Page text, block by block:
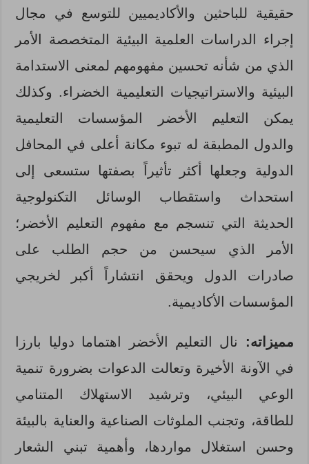
حقيقية للباحثين والأكاديميين للتوسع في مجال
إجراء الدراسات العلمية البيئية المتخصصة الأمر
الذي من شأنه تحسين مفهومهم لمعنى الاستدامة
البيئية والاستراتيجيات التعليمية الخضراء. وكذلك
يمكن التعليم الأخضر المؤسسات التعليمية
والدول المطبقة له تبوء مكانة أعلى في المحافل
الدولية وجعلها أكثر تأثيراً بصفتها ستسعى إلى
استحداث واستقطاب الوسائل التكنولوجية
الحديثة التي تنسجم مع مفهوم التعليم الأخضر؛
الأمر الذي سيحسن من حجم الطلب على
صادرات الدول ويحقق انتشاراً أكبر لخريجي
المؤسسات الأكاديمية.
مميزاته:
نال التعليم الأخضر اهتماما دوليا بارزا
في الآونة الأخيرة وتعالت الدعوات بضرورة تنمية
الوعي البيئي، وترشيد الاستهلاك المتنامي
للطاقة، وتجنب الملوثات الصناعية والعناية بالبيئة
وحسن استغلال مواردها، وأهمية تبني الشعار